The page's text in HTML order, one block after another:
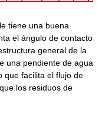
tiene una buena
el ángulo de contacto
general de la
una pendiente de agua
que facilita el flujo de
los residuos de